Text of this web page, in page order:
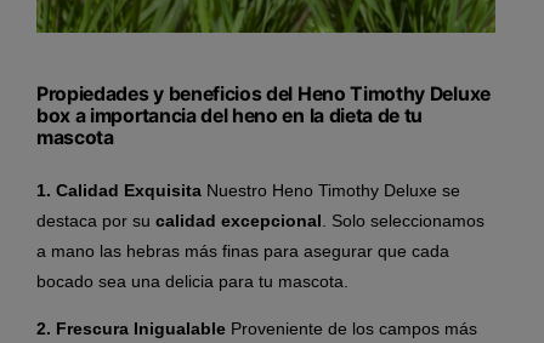
Propiedades y beneficios del Heno Timothy Deluxe
box a importancia del heno en la dieta de tu
mascota
1. Calidad Exquisita Nuestro Heno Timothy Deluxe se
destaca por su calidad excepcional . Solo seleccionamos
a mano las hebras más finas para asegurar que cada
bocado sea una delicia para tu mascota.
2. Frescura Inigualable Proveniente de los campos más